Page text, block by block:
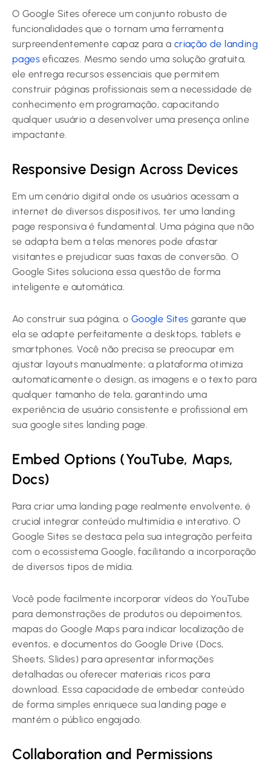
O Google Sites oferece um conjunto robusto de
funcionalidades que o tornam uma ferramenta
surpreendentemente capaz para a criação de landing
pages eficazes. Mesmo sendo uma solução gratuita,
ele entrega recursos essenciais que permitem
construir páginas profissionais sem a necessidade de
conhecimento em programação, capacitando
qualquer usuário a desenvolver uma presença online
impactante.
Responsive Design Across Devices
Em um cenário digital onde os usuários acessam a
internet de diversos dispositivos, ter uma landing
page responsiva é fundamental. Uma página que não
se adapta bem a telas menores pode afastar
visitantes e prejudicar suas taxas de conversão. O
Google Sites soluciona essa questão de forma
inteligente e automática.
Ao construir sua página, o Google Sites garante que
ela se adapte perfeitamente a desktops, tablets e
smartphones. Você não precisa se preocupar em
ajustar layouts manualmente; a plataforma otimiza
automaticamente o design, as imagens e o texto para
qualquer tamanho de tela, garantindo uma
experiência de usuário consistente e profissional em
sua google sites landing page.
Embed Options (YouTube, Maps,
Docs)
Para criar uma landing page realmente envolvente, é
crucial integrar conteúdo multimídia e interativo. O
Google Sites se destaca pela sua integração perfeita
com o ecossistema Google, facilitando a incorporação
de diversos tipos de mídia.
Você pode facilmente incorporar vídeos do YouTube
para demonstrações de produtos ou depoimentos,
mapas do Google Maps para indicar localização de
eventos, e documentos do Google Drive (Docs,
Sheets, Slides) para apresentar informações
detalhadas ou oferecer materiais ricos para
download. Essa capacidade de embedar conteúdo
de forma simples enriquece sua landing page e
mantém o público engajado.
Collaboration and Permissions